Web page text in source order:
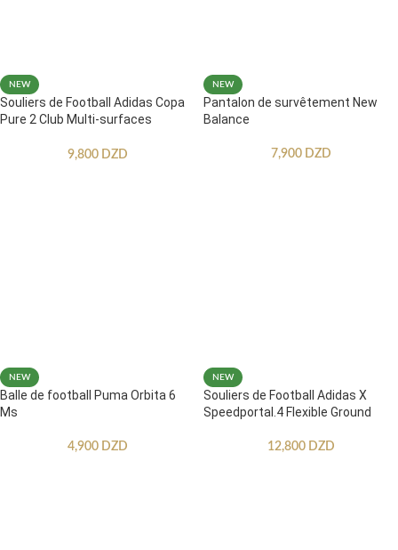
NEW
Souliers de Football Adidas Copa
Pure 2 Club Multi-surfaces
9,800 DZD
NEW
Pantalon de survêtement New
Balance
7,900 DZD
NEW
Balle de football Puma Orbita 6
Ms
4,900 DZD
NEW
Souliers de Football Adidas X
Speedportal.4 Flexible Ground
12,800 DZD